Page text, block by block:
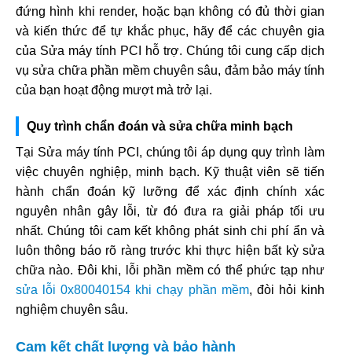
đứng hình khi render, hoặc bạn không có đủ thời gian
và kiến thức để tự khắc phục, hãy để các chuyên gia
của Sửa máy tính PCI hỗ trợ. Chúng tôi cung cấp dịch
vụ sửa chữa phần mềm chuyên sâu, đảm bảo máy tính
của bạn hoạt động mượt mà trở lại.
Quy trình chẩn đoán và sửa chữa minh bạch
Tại Sửa máy tính PCI, chúng tôi áp dụng quy trình làm
việc chuyên nghiệp, minh bạch. Kỹ thuật viên sẽ tiến
hành chẩn đoán kỹ lưỡng để xác định chính xác
nguyên nhân gây lỗi, từ đó đưa ra giải pháp tối ưu
nhất. Chúng tôi cam kết không phát sinh chi phí ẩn và
luôn thông báo rõ ràng trước khi thực hiện bất kỳ sửa
chữa nào. Đôi khi, lỗi phần mềm có thể phức tạp như
sửa lỗi 0x80040154 khi chạy phần mềm, đòi hỏi kinh
nghiệm chuyên sâu.
Cam kết chất lượng và bảo hành